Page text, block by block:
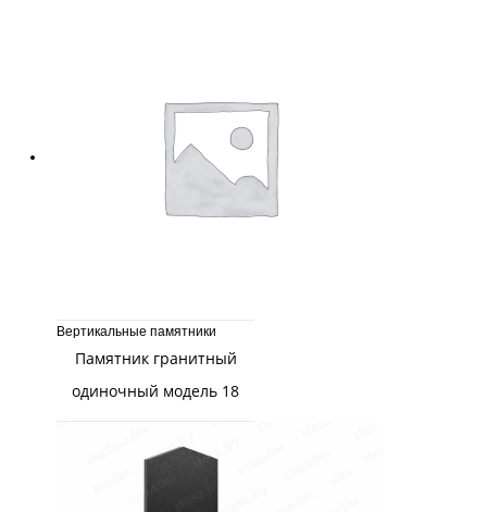
Вертикальные памятники
Памятник гранитный
одиночный модель 18